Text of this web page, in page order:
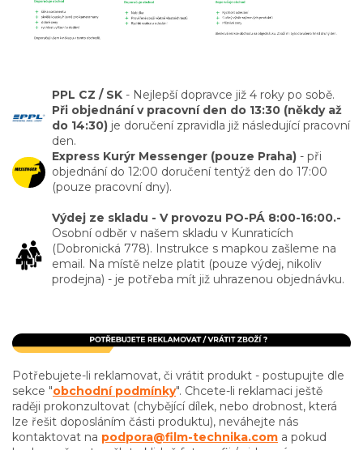
PPL CZ / SK - Nejlepší dopravce již 4 roky po sobě.
Při objednání v pracovní den do 13:30 (někdy až
do 14:30) je doručení zpravidla již následující pracovní
den.
Express Kurýr Messenger (pouze Praha) - při
objednání do 12:00 doručení tentýž den do 17:00
(pouze pracovní dny).
Výdej ze skladu - V provozu PO-PÁ 8:00-16:00.-
Osobní odběr v našem skladu v Kunraticích
(Dobronická 778). Instrukce s mapkou zašleme na
email. Na místě nelze platit (pouze výdej, nikoliv
prodejna) - je potřeba mít již uhrazenou objednávku.
Potřebujete-li reklamovat, či vrátit produkt - postupujte dle
sekce "obchodní podmínky". Chcete-li reklamaci ještě
raději prokonzultovat (chybějící dílek, nebo drobnost, která
lze řešit doposláním části produktu), neváhejte nás
kontaktovat na podpora@film-technika.com a pokud